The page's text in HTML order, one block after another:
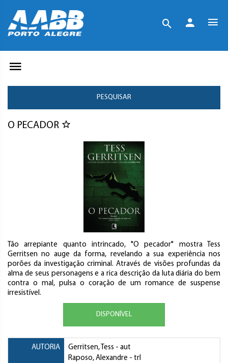
PESQUISAR
O PECADOR
Tão arrepiante quanto intrincado, "O pecador" mostra Tess
Gerritsen no auge da forma, revelando a sua experiência nos
porões da investigação criminal. Através de visões profundas da
alma de seus personagens e a rica descrição da luta diária do bem
contra o mal, pulsa o coração de um romance de suspense
irresistível.
DISPONÍVEL
AUTORIA Gerritsen, Tess - aut
Raposo, Alexandre - trl